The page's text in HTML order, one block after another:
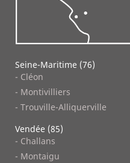
Seine-Maritime (76)
- Cléon
- Montivilliers
- Trouville-Alliquerville
Vendée (85)
- Challans
- Montaigu